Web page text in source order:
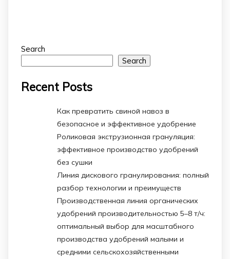
Search
Search
Recent Posts
Как превратить свиной навоз в
безопасное и эффективное удобрение
Роликовая экструзионная грануляция:
эффективное производство удобрений
без сушки
Линия дискового гранулирования: полный
разбор технологии и преимуществ
Производственная линия органических
удобрений производительностью 5–8 т/ч:
оптимальный выбор для масштабного
производства удобрений малыми и
средними сельскохозяйственными